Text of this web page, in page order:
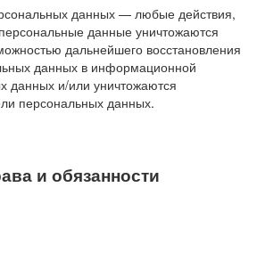
данных — любые действия,
данные уничтожаются
дальнейшего восстановления
данных в информационной
данных и/или уничтожаются
персональных данных.
и обязанности